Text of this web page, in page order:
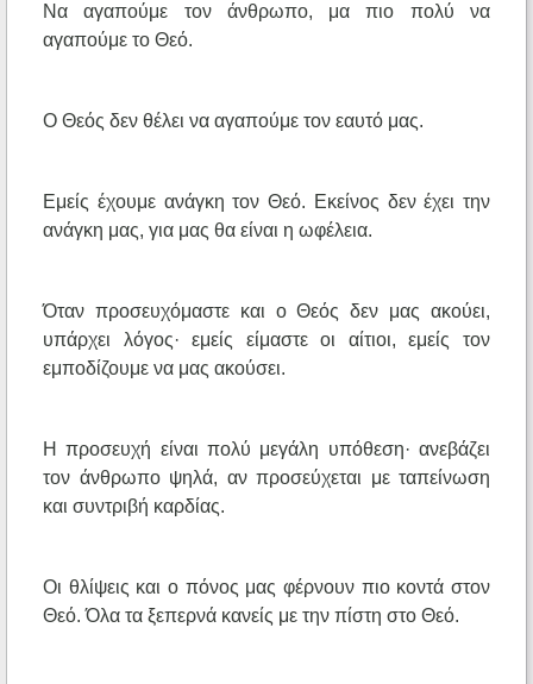
Να αγαπούμε τον άνθρωπο, μα πιο πολύ να
αγαπούμε το Θεό.
Ο Θεός δεν θέλει να αγαπούμε τον εαυτό μας.
Εμείς έχουμε ανάγκη τον Θεό. Εκείνος δεν έχει την
ανάγκη μας, για μας θα είναι η ωφέλεια.
Όταν προσευχόμαστε και ο Θεός δεν μας ακούει,
υπάρχει λόγος· εμείς είμαστε οι αίτιοι, εμείς τον
εμποδίζουμε να μας ακούσει.
Η προσευχή είναι πολύ μεγάλη υπόθεση· ανεβάζει
τον άνθρωπο ψηλά, αν προσεύχεται με ταπείνωση
και συντριβή καρδίας.
Οι θλίψεις και ο πόνος μας φέρνουν πιο κοντά στον
Θεό. Όλα τα ξεπερνά κανείς με την πίστη στο Θεό.